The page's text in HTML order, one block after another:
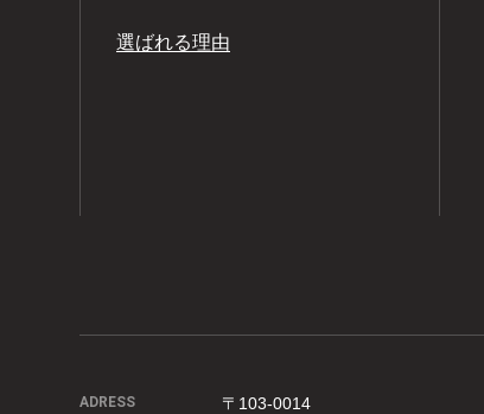
選ばれる理由
ADRESS 〒103-0014